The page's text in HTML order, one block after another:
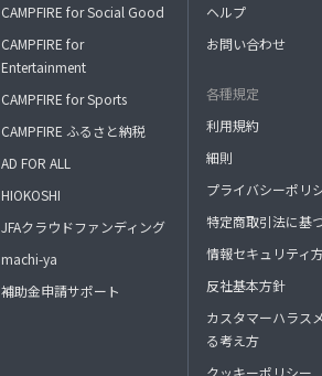
CAMPFIRE for Social Good
CAMPFIRE for
Entertainment
CAMPFIRE for Sports
CAMPFIRE ふるさと納税
AD FOR ALL
HIOKOSHI
JFAクラウドファンディング
machi-ya
補助金申請サポート
ヘルプ
お問い合わせ
各種規定
利用規約
細則
プライバシーポリ
特定商取引法に基
情報セキュリティ
反社基本方針
カスタマーハラス
る考え方
クッキーポリシー